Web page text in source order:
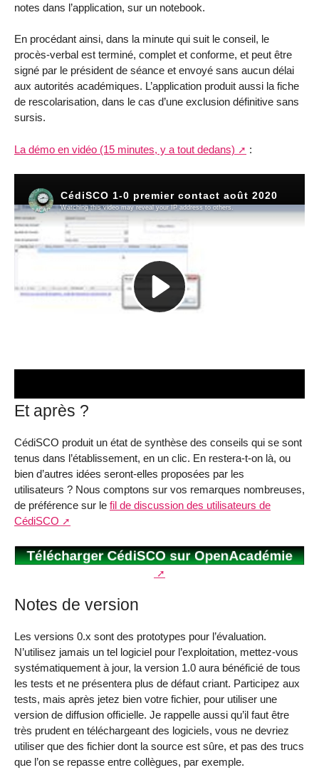
notes dans l’application, sur un notebook.
En procédant ainsi, dans la minute qui suit le conseil, le
procès-verbal est terminé, complet et conforme, et peut être
signé par le président de séance et envoyé sans aucun délai
aux autorités académiques. L’application produit aussi la fiche
de rescolarisation, dans le cas d’une exclusion définitive sans
sursis.
La démo en vidéo (15 minutes, y a tout dedans) :
Et après ?
CédiSCO produit un état de synthèse des conseils qui se sont
tenus dans l’établissement, en un clic. En restera-t-on là, ou
bien d’autres idées seront-elles proposées par les
utilisateurs ? Nous comptons sur vos remarques nombreuses,
de préférence sur le fil de discussion des utilisateurs de
CédiSCO
Notes de version
Les versions 0.x sont des prototypes pour l’évaluation.
N’utilisez jamais un tel logiciel pour l’exploitation, mettez-vous
systématiquement à jour, la version 1.0 aura bénéficié de tous
les tests et ne présentera plus de défaut criant. Participez aux
tests, mais après jetez bien votre fichier, pour utiliser une
version de diffusion officielle. Je rappelle aussi qu’il faut être
très prudent en téléchargeant des logiciels, vous ne devriez
utiliser que des fichier dont la source est sûre, et pas des trucs
que l’on se repasse entre collègues, par exemple.